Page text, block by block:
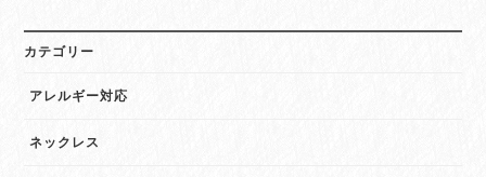
カテゴリー
アレルギー対応
ネックレス